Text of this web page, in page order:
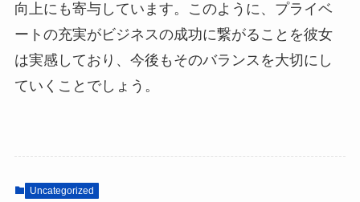
向上にも寄与しています。このように、プライベ
ートの充実がビジネスの成功に繋がることを彼女
は実感しており、今後もそのバランスを大切にし
ていくことでしょう。
Uncategorized